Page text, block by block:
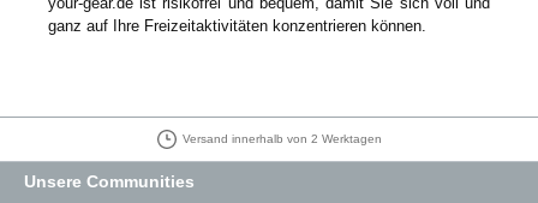
ganz auf Ihre Freizeitaktivitäten konzentrieren können.
Versand innerhalb von 2 Werktagen
Unsere Communities